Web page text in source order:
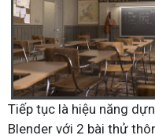
Tiếp tục là hiệu năng
Blender với 2 bài thử